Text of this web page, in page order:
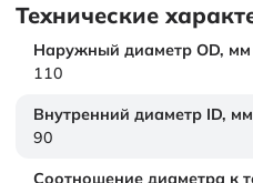
Технические
Наружный диаметр OD, мм
110
Внутренний диаметр ID, мм
90
Соотношение диаметра к